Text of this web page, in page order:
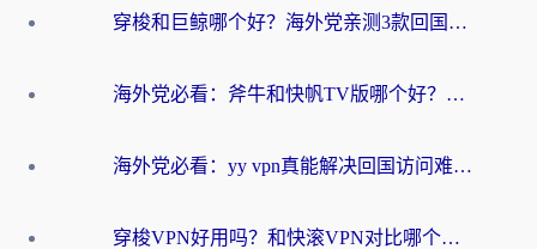
穿梭和巨鲸哪个好？海外党亲测3款回国加速器，教你避开90%的坑
海外党必看：斧牛和快帆TV版哪个好？3分钟选对回国加速器，无缝刷B站、追热剧
海外党必看：yy vpn真能解决回国访问难题？附云极initap测评+免费方案对比
穿梭VPN好用吗？和快滚VPN对比哪个回国效果更好？海外党选回国加速器必看指南